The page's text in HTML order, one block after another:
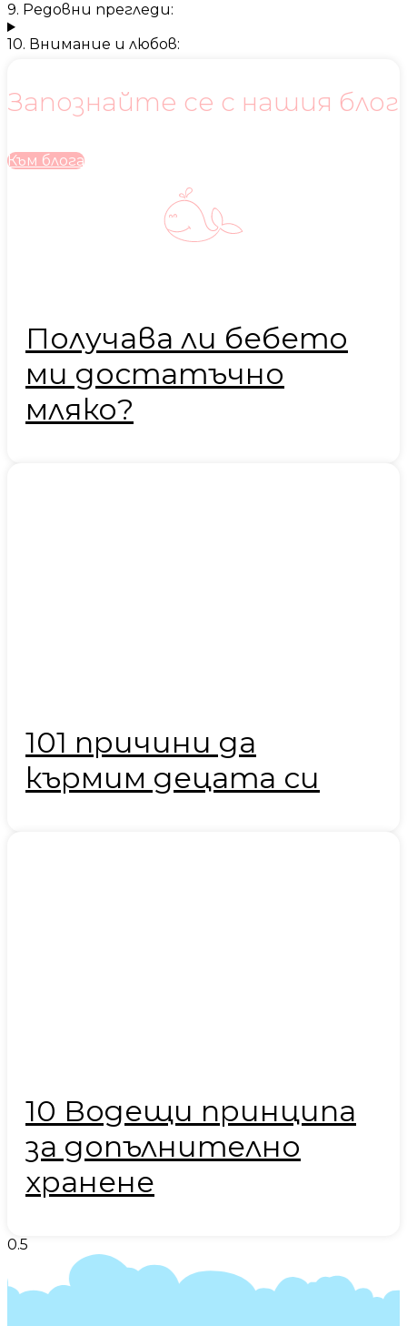
9. Редовни прегледи:
10. Внимание и любов:
Запознайте се с нашия блог
Към блога
Получава ли бебето
ми достатъчно
мляко?
101 причини да
кърмим децата си
10 Водещи принципа
за допълнително
хранене